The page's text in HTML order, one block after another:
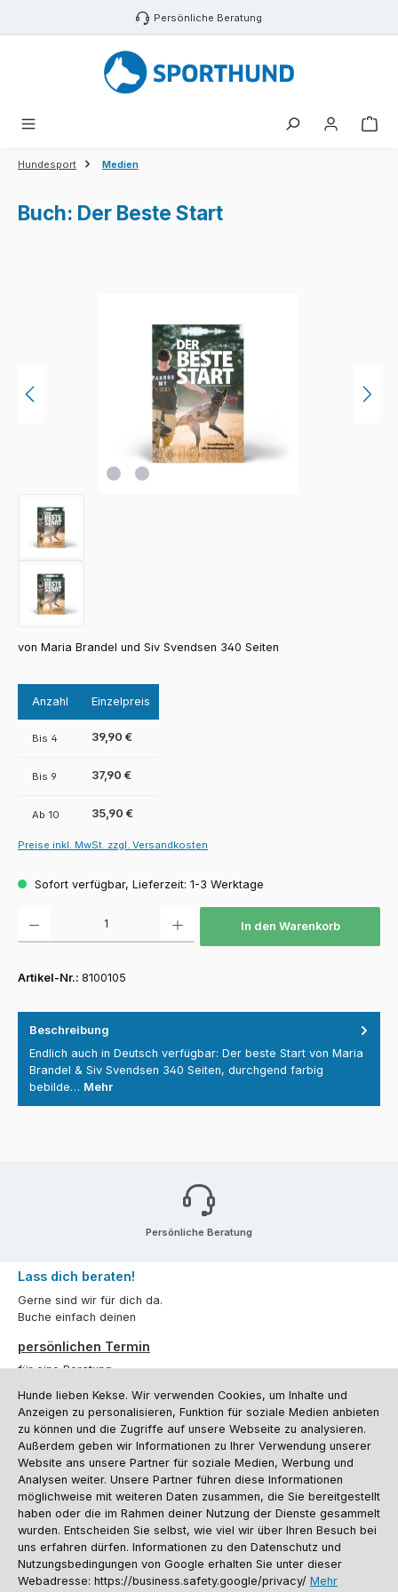
Zum Hauptinhalt springen Persönliche Beratung
Hundesport Medien
Buch: Der Beste Start
von Maria Brandel und Siv Svendsen 340 Seiten
Anzahl Einzelpreis
Bis 4 39,90 €
Bis 9 37,90 €
Ab 10 35,90 €
Preise inkl. MwSt. zzgl. Versandkosten
Sofort verfügbar, Lieferzeit: 1-3 Werktage
In den Warenkorb
Artikel-Nr.: 8100105
Beschreibung
Endlich auch in Deutsch verfügbar: Der beste Start von Maria
Brandel & Siv Svendsen 340 Seiten, durchgend farbig
bebilde… Mehr
Persönliche Beratung
Lass dich beraten!
Gerne sind wir für dich da.
Buche einfach deinen
persönlichen Termin
für eine Beratung.
Oder über unserKontaktformular.
Vertrag widerrufen
Kundenservice
Informationen
Social Media und Kontakt
Hunde lieben Kekse. Wir verwenden Cookies, um Inhalte und
Anzeigen zu personalisieren, Funktion für soziale Medien anbieten
zu können und die Zugriffe auf unsere Webseite zu analysieren.
Außerdem geben wir Informationen zu Ihrer Verwendung unserer
Website ans unsere Partner für soziale Medien, Werbung und
Analysen weiter. Unsere Partner führen diese Informationen
möglichweise mit weiteren Daten zusammen, die Sie bereitgestellt
haben oder die im Rahmen deiner Nutzung der Dienste gesammelt
wurden. Entscheiden Sie selbst, wie viel wir über Ihren Besuch bei
uns erfahren dürfen. Informationen zu den Datenschutz und
Nutzungsbedingungen von Google erhalten Sie unter dieser
Webadresse: https://business.safety.google/privacy/ Mehr